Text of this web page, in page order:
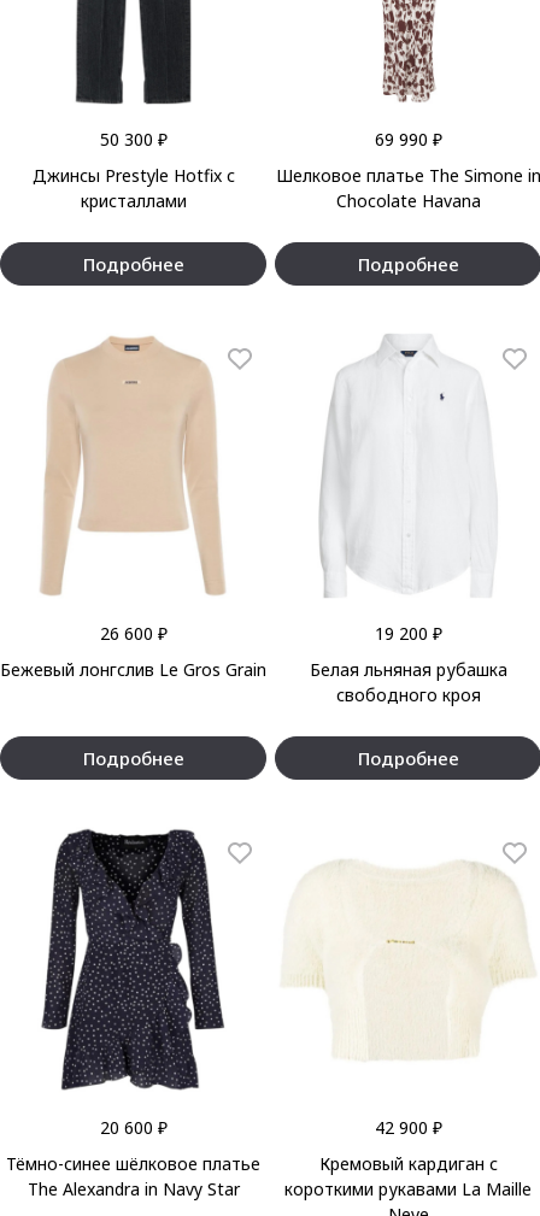
50 300 ₽
Джинсы Prestyle Hotfix с
кристаллами
Подробнее
69 990 ₽
Шелковое платье The Simone in
Chocolate Havana
Подробнее
26 600 ₽
Бежевый лонгслив Le Gros Grain
Подробнее
19 200 ₽
Белая льняная рубашка
свободного кроя
Подробнее
20 600 ₽
Тёмно-синее шёлковое платье
The Alexandra in Navy Star
42 900 ₽
Кремовый кардиган с
короткими рукавами La Maille